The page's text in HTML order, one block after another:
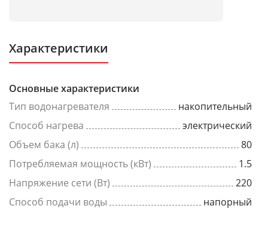
Характеристики
Основные характеристики
Тип водонагревателя
накопительный
Способ нагрева
электрический
Объем бака (л)
80
Потребляемая мощность (кВт)
1.5
Напряжение сети (Вт)
220
Способ подачи воды
напорный